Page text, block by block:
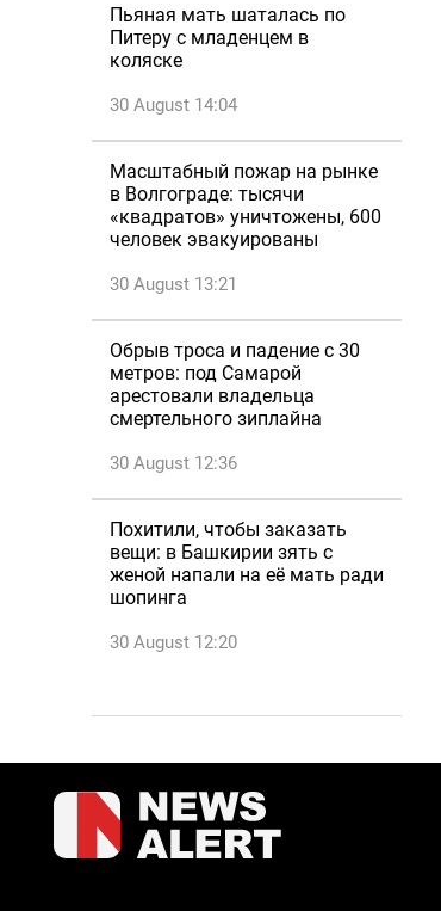
Пьяная мать шаталась по
Питеру с младенцем в
коляске
30 August 14:04
Масштабный пожар на рынке
в Волгограде: тысячи
«квадратов» уничтожены, 600
человек эвакуированы
30 August 13:21
Обрыв троса и падение с 30
метров: под Самарой
арестовали владельца
смертельного зиплайна
30 August 12:36
Похитили, чтобы заказать
вещи: в Башкирии зять с
женой напали на её мать ради
шопинга
30 August 12:20